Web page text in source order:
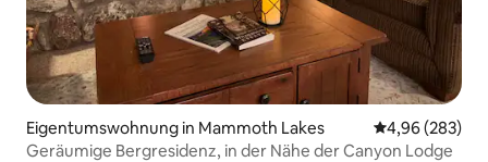
Eigentumswohnung in Mammoth Lakes
4,96 (283)
Geräumige Bergresidenz, in der Nähe der Canyon Lodge